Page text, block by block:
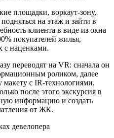
площадки, воркаут-зону,
на этаж и зайти в
клиента в виде из окна
покупателей жилья,
с наценками.
переводят на VR: сначала он
роликом, далее
макету с IR-технологиями,
после этого экскурсия в
информацию и создать
от ЖК.
девелопера